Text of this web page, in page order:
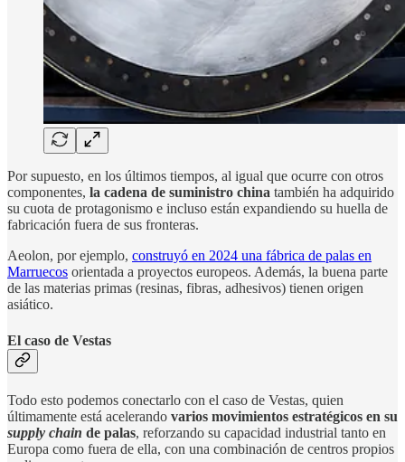
Por supuesto, en los últimos tiempos, al igual que ocurre con otros
componentes, la cadena de suministro china también ha adquirido
su cuota de protagonismo e incluso están expandiendo su huella de
fabricación fuera de sus fronteras.
Aeolon, por ejemplo, construyó en 2024 una fábrica de palas en
Marruecos orientada a proyectos europeos. Además, la buena parte
de las materias primas (resinas, fibras, adhesivos) tienen origen
asiático.
El caso de Vestas
Todo esto podemos conectarlo con el caso de Vestas, quien
últimamente está acelerando varios movimientos estratégicos en su
supply chain de palas, reforzando su capacidad industrial tanto en
Europa como fuera de ella, con una combinación de centros propios